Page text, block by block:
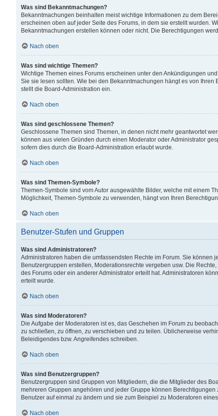
Was sind Bekanntmachungen?
Bekanntmachungen beinhalten meist wichtige Informationen zu dem
erscheinen oben auf jeder Seite des Forums, in dem sie erstellt wurden.
Bekanntmachungen erstellen können oder nicht. Die Berechtigungen
Nach oben
Was sind wichtige Themen?
Wichtige Themen eines Forums erscheinen unter den Ankündigungen
Sie sie lesen sollten. Wie bei den Bekanntmachungen hängt es von
stellt die Board-Administration ein.
Nach oben
Was sind geschlossene Themen?
Geschlossene Themen sind Themen, in denen nicht mehr geantwortet
können aus vielen Gründen durch einen Moderator oder Administrator
sofern dies durch die Board-Administration erlaubt wurde.
Nach oben
Was sind Themen-Symbole?
Themen-Symbole sind vom Autor ausgewählte Bilder, welche mit einem
Möglichkeit, Themen-Symbole zu verwenden, hängt von Ihren
Nach oben
Benutzer-Stufen und Gruppen
Was sind Administratoren?
Administratoren haben die umfassendsten Rechte im Forum. Sie können
Benutzergruppen erstellen, Moderationsrechte vergeben usw. Die
des Forums oder ein anderer Administrator erteilt hat. Administratoren
erteilt wurde.
Nach oben
Was sind Moderatoren?
Die Aufgabe der Moderatoren ist es, das Geschehen im Forum zu
zu schließen, zu öffnen, zu verschieben und zu teilen. Üblicherweise
Beleidigendes bzw. Angreifendes schreiben.
Nach oben
Was sind Benutzergruppen?
Benutzergruppen sind Gruppen von Mitgliedern, die die Mitglieder des
mehreren Gruppen angehören und jeder Gruppe können
Benutzer auf einmal zu ändern und sie zum Beispiel zu Moderatoren
Nach oben